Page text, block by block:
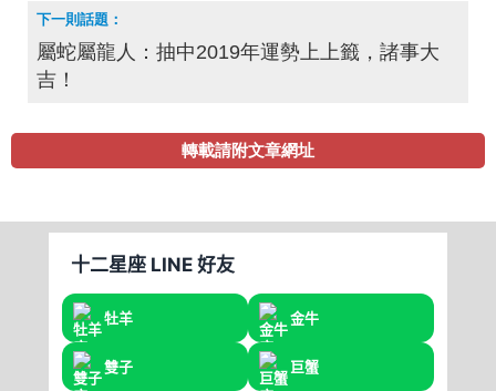
屬蛇屬龍人：抽中2019年運勢上上籤，諸事大
吉！
轉載請附文章網址